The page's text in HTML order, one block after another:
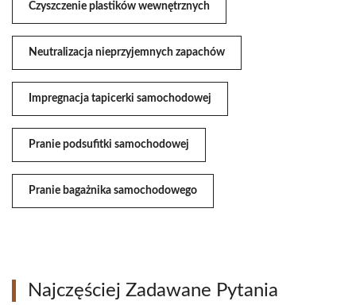
Czyszczenie plastików wewnętrznych
Neutralizacja nieprzyjemnych zapachów
Impregnacja tapicerki samochodowej
Pranie podsufitki samochodowej
Pranie bagażnika samochodowego
Najczęściej Zadawane Pytania